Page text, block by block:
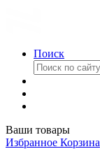
Поиск
Ваши товары
Избранное Корзина